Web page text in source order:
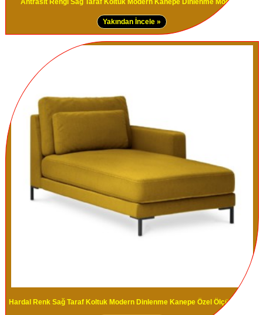
Yakından İncele »
Hardal Renk Sağ Taraf Koltuk Modern Dinlenme Kanepe Özel Ölçü Tasarım